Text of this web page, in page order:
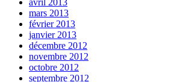
avril 2013
mars 2013
février 2013
janvier 2013
décembre 2012
novembre 2012
octobre 2012
septembre 2012